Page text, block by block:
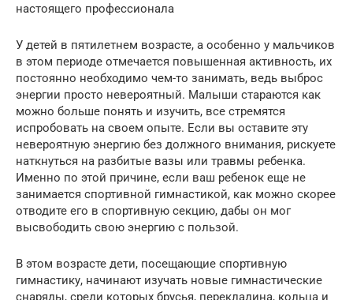
настоящего профессионала
У детей в пятилетнем возрасте, а особенно у мальчиков
в этом периоде отмечается повышенная активность, их
постоянно необходимо чем-то занимать, ведь выброс
энергии просто невероятный. Малыши стараются как
можно больше понять и изучить, все стремятся
испробовать на своем опыте. Если вы оставите эту
невероятную энергию без должного внимания, рискуете
наткнуться на разбитые вазы или травмы ребенка.
Именно по этой причине, если ваш ребенок еще не
занимается спортивной гимнастикой, как можно скорее
отводите его в спортивную секцию, дабы он мог
высвободить свою энергию с пользой.
В этом возрасте дети, посещающие спортивную
гимнастику, начинают изучать новые гимнастические
снаряды, среди которых брусья, перекладина, кольца и